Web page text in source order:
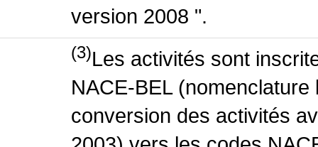
version 2008 ".
(3)Les activités sont
NACE-BEL
conversion des activités